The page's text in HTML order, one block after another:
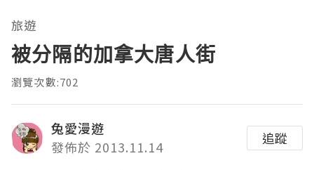
旅遊
被分隔的加拿大唐人街
瀏覽次數:702
兔愛漫遊
發佈於 2013.11.14
追蹤